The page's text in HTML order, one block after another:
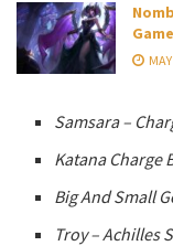
Samsara –
Katana Charge
Big And Small
Troy – Achilles